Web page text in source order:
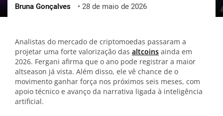
ქართული
Bruna Gonçalves • 28 de maio de 2026
Analistas do mercado de criptomoedas passaram a
projetar uma forte valorização das altcoins ainda em
2026. Fergani afirma que o ano pode registrar a maior
altseason já vista. Além disso, ele vê chance de o
movimento ganhar força nos próximos seis meses, com
apoio técnico e avanço da narrativa ligada à inteligência
artificial.